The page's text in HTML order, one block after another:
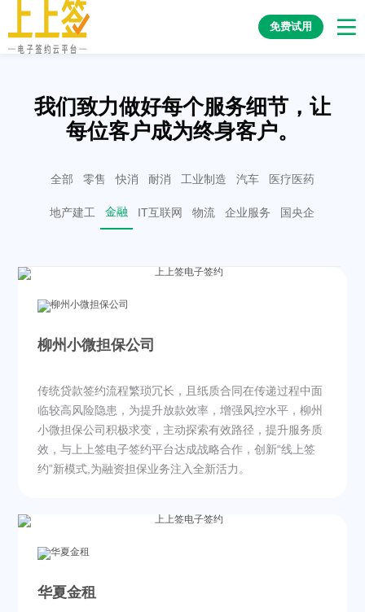
免费试用
我们致力做好每个服务细节，让
每位客户成为终身客户。
全部 零售 快消 耐消 工业制造 汽车 医疗医药
地产建工 金融 IT互联网 物流 企业服务 国央企
柳州小微担保公司
传统贷款签约流程繁琐冗长，且纸质合同在传递过程中面
临较高风险隐患，为提升放款效率，增强风控水平，柳州
小微担保公司积极求变，主动探索有效路径，提升服务质
效，与上上签电子签约平台达成战略合作，创新“线上签
约”新模式 为融资担保业务注入全新活力。
华夏金租